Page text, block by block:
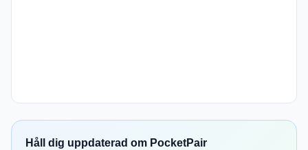
Håll dig uppdaterad om PocketPair